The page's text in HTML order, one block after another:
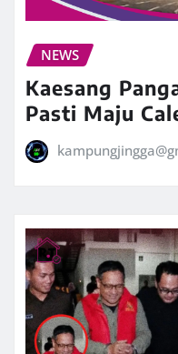
NEWS
Kaesang
Pasti Maju